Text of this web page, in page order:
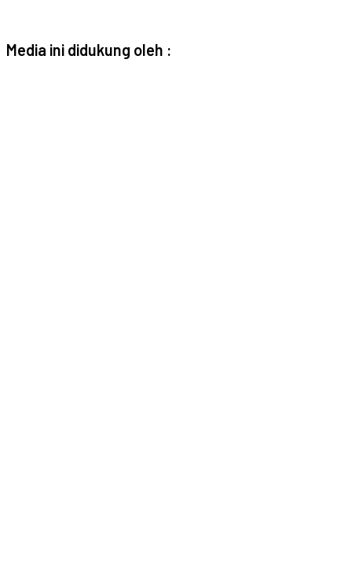
Media ini didukung oleh :